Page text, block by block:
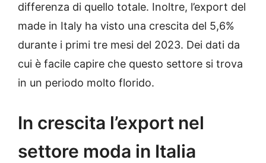
differenza di quello totale. Inoltre, l’export del
made in Italy ha visto una crescita del 5,6%
durante i primi tre mesi del 2023. Dei dati da
cui è facile capire che questo settore si trova
in un periodo molto florido.
In crescita l’export nel
settore moda in Italia